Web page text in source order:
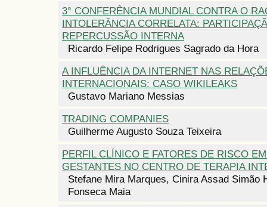
3° CONFERÊNCIA MUNDIAL CONTRA O
INTOLERÂNCIA CORRELATA:
REPERCUSSÃO INTERNA
Ricardo Felipe Rodrigues Sagrado da Hora
A INFLUÊNCIA DA INTERNET NAS
INTERNACIONAIS: CASO WIKILEAKS
Gustavo Mariano Messias
TRADING COMPANIES
Guilherme Augusto Souza Teixeira
PERFIL CLÍNICO E FATORES DE RISCO
GESTANTES NO CENTRO DE TERAPIA
Stefane Mira Marques, Cinira Assad Simão
Fonseca Maia